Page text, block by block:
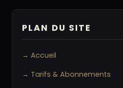
PLAN DU SITE
→ Accueil
→ Tarifs & Abonnements